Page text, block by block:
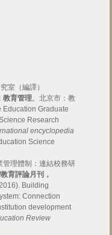
室（編譯）
教育管理。北京市：教
Education Graduate
Research
encyclopedia
Science
理體制：連結校務研
育評論月刊，
Building
Connection
development
Review